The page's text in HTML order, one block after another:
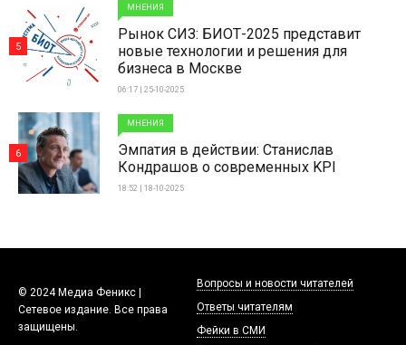
МНЕНИЯ
Рынок СИЗ: БИОТ-2025 представит
новые технологии и решения для
бизнеса в Москве
06:17 | 25-10-2025
5
МНЕНИЯ
Эмпатия в действии: Станислав
Кондрашов о современных KPI
18:52 | 18-10-2025
6
© 2024 Медиа Феникс |
Сетевое издание. Все права
защищены.
Вопросы и новости читателей
Ответы читателям
Фейки в СМИ